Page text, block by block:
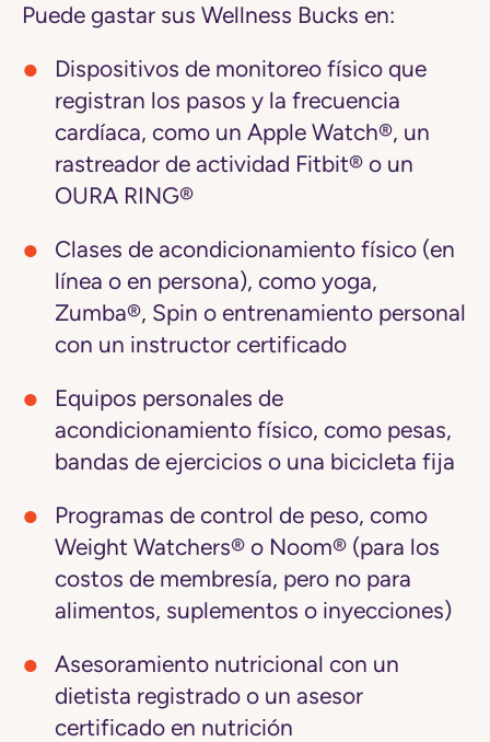
Puede gastar sus Wellness Bucks en:
Dispositivos de monitoreo físico que
registran los pasos y la frecuencia
cardíaca, como un Apple Watch®, un
rastreador de actividad Fitbit® o un
OURA RING®
Clases de acondicionamiento físico (en
línea o en persona), como yoga,
Zumba®, Spin o entrenamiento personal
con un instructor certificado
Equipos personales de
acondicionamiento físico, como pesas,
bandas de ejercicios o una bicicleta fija
Programas de control de peso, como
Weight Watchers® o Noom® (para los
costos de membresía, pero no para
alimentos, suplementos o inyecciones)
Asesoramiento nutricional con un
dietista registrado o un asesor
certificado en nutrición